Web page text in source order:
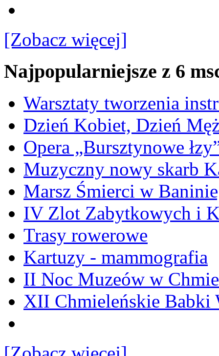
[Zobacz więcej]
Najpopularniejsze z 6
Warsztaty tworzenia
Dzień Kobiet, Dzień
Opera „Bursztynowe
Muzyczny nowy skarb
Marsz Śmierci w
IV Zlot Zabytkowych i
Trasy rowerowe
Kartuzy - mammografia
II Noc Muzeów w
XII Chmieleńskie Babki